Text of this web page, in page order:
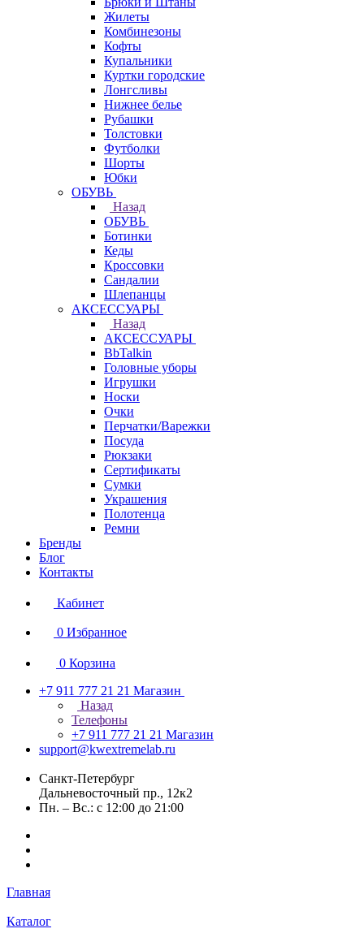
Жилеты
Комбинезоны
Кофты
Купальники
Куртки городские
Лонгсливы
Нижнее белье
Рубашки
Толстовки
Футболки
Шорты
Юбки
ОБУВЬ
Назад
ОБУВЬ
Ботинки
Кеды
Кроссовки
Сандалии
Шлепанцы
АКСЕССУАРЫ
Назад
АКСЕССУАРЫ
BbTalkin
Головные уборы
Игрушки
Носки
Очки
Перчатки/Варежки
Посуда
Рюкзаки
Сертификаты
Сумки
Украшения
Полотенца
Ремни
Бренды
Блог
Контакты
Кабинет
0 Избранное
0 Корзина
+7 911 777 21 21 Магазин
Назад
Телефоны
+7 911 777 21 21 Магазин
support@kwextremelab.ru
Санкт-Петербург
Дальневосточный пр., 12к2
Пн. – Вс.: с 12:00 до 21:00
Главная
Каталог